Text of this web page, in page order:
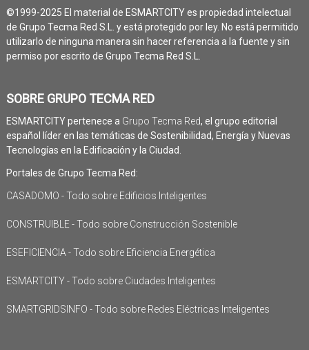
©1999-2025 El material de ESMARTCITY es propiedad intelectual
de Grupo Tecma Red S.L. y está protegido por ley. No está permitido
utilizarlo de ninguna manera sin hacer referencia a la fuente y sin
permiso por escrito de Grupo Tecma Red S.L.
SOBRE GRUPO TECMA RED
ESMARTCITY pertenece a Grupo Tecma Red, el grupo editorial
español líder en las temáticas de Sostenibilidad, Energía y Nuevas
Tecnologías en la Edificación y la Ciudad.
Portales de Grupo Tecma Red:
CASADOMO - Todo sobre Edificios Inteligentes
CONSTRUIBLE - Todo sobre Construcción Sostenible
ESEFICIENCIA - Todo sobre Eficiencia Energética
ESMARTCITY - Todo sobre Ciudades Inteligentes
SMARTGRIDSINFO - Todo sobre Redes Eléctricas Inteligentes